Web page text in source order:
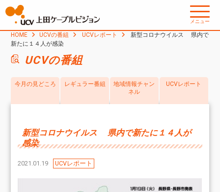
メニュー
HOME UCVの番組 UCVレポート
新型コロナウイルス 県内で
新たに１４人が感染
UCVの番組
今月の見どころ レギュラー番組
地域情報チャン
ネル
UCVレポート
新型コロナウイルス 県内で新たに１４人が
感染
2021.01.19 UCVレポート